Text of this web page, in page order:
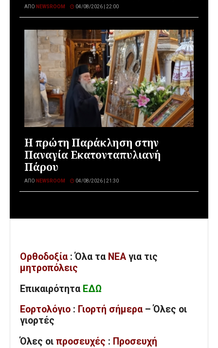
ΑΠΌ NEWSROOM 04/08/2026 | 22:00
Η πρώτη Παράκληση στην
Παναγία Εκατονταπυλιανή
Πάρου
ΑΠΌ NEWSROOM 04/08/2026 | 21:30
Ορθοδοξία : Όλα τα ΝΕΑ για τις
μητροπόλεις
Επικαιρότητα ΕΔΩ
Εορτολόγιο : Γιορτή σήμερα – Όλες οι
γιορτές
Όλες οι προσευχές : Προσευχή